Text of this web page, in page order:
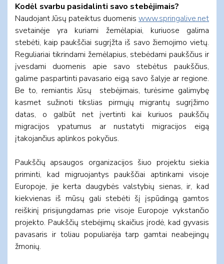
Kodėl svarbu pasidalinti savo stebėjimais?
Naudojant Jūsų pateiktus duomenis www.springalive.net
svetainėje yra kuriami žemėlapiai, kuriuose galima
stebėti, kaip paukščiai sugrįžta iš savo žiemojimo vietų.
Reguliariai tikrindami žemėlapius, stebėdami paukščius ir
įvesdami duomenis apie savo stebėtus paukščius,
galime paspartinti pavasario eigą savo šalyje ar regione.
Be to, remiantis Jūsų stebėjimais, turėsime galimybę
kasmet sužinoti tikslias pirmųjų migrantų sugrįžimo
datas, o galbūt net įvertinti kai kuriuos paukščių
migracijos ypatumus ar nustatyti migracijos eigą
įtakojančius aplinkos pokyčius.
Paukščių apsaugos organizacijos šiuo projektu siekia
priminti, kad migruojantys paukščiai aptinkami visoje
Europoje, jie kerta daugybės valstybių sienas, ir, kad
kiekvienas iš mūsų gali stebėti šį įspūdingą gamtos
reiškinį prisijungdamas prie visoje Europoje vykstančio
projekto. Paukščių stebėjimų skaičius įrodė, kad gyvasis
pavasaris ir toliau populiarėja tarp gamtai neabejingų
žmonių.